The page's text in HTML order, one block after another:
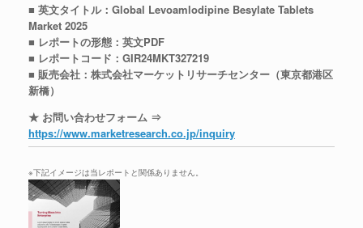
■ 英文タイトル：Global Levoamlodipine Besylate Tablets
Market 2025
■ レポートの形態：英文PDF
■ レポートコード：GIR24MKT327219
■ 販売会社：株式会社マーケットリサーチセンター（東京都港区
新橋）
★ お問い合わせフォーム ⇒
https://www.marketresearch.co.jp/inquiry
※下記イメージは当レポートと関係ありません。